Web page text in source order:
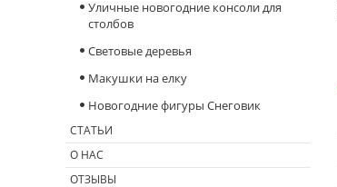
Уличные новогодние консоли для
столбов
Световые деревья
Макушки на елку
Новогодние фигуры Снеговик
СТАТЬИ
О НАС
ОТЗЫВЫ